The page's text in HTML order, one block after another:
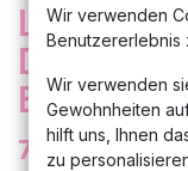
Lacoste
Designer
Braun
77,99€
Wir verwenden
Benutzererlebnis
Wir verwenden
Gewohnheiten
hilft uns, Ihnen
zu